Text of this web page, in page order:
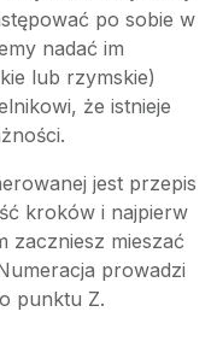
po sobie w
nadać im
lub rzymskie)
że istnieje
jest przepis
kroków i najpierw
zaczniesz mieszać
prowadzi
punktu Z.